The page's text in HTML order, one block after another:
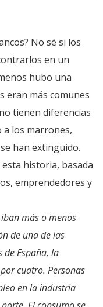
No sé si los
en un
hubo una
eran más comunes
tienen diferencias
los marrones,
han extinguido.
historia, basada
emprendedores y
más o menos
de una de las
España, la
cuatro. Personas
en la industria